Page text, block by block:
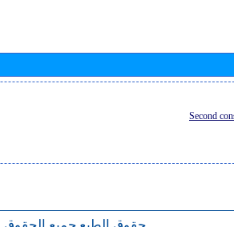
Second